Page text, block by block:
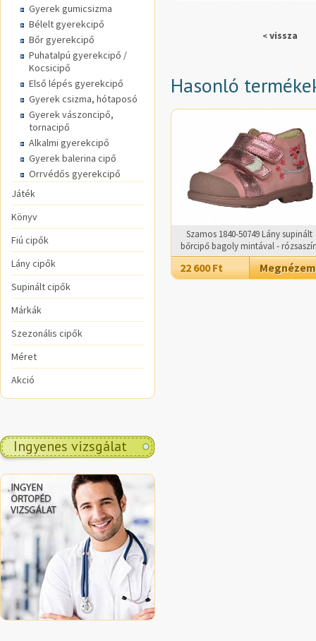
Gyerek gumicsizma
Bélelt gyerekcipő
Bőr gyerekcipő
Puhatalpú gyerekcipő /
Kocsicipő
Első lépés gyerekcipő
Gyerek csizma, hótaposó
Gyerek vászoncipő,
tornacipő
Alkalmi gyerekcipő
Gyerek balerina cipő
Orrvédős gyerekcipő
Játék
Könyv
Fiú cipők
Lány cipők
Supinált cipők
Márkák
Szezonális cipők
Méret
Akció
Ingyenes vizsgálat
.
< vissza
Hasonló
Szamos 1840-50749 Lány supinált
bőrcipő bagoly mintával -
22 600 Ft Megnézem